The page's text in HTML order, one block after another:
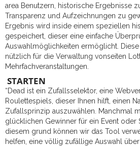
area Benutzern, historische Ergebnisse
Transparenz und Aufzeichnungen zu
Ergebnis wird inside einem speziellen
gespeichert, dieser eine einfache
Auswahlmöglichkeiten ermöglicht.
nützlich für die Verwaltung vonseiten
Mehrfachveranstaltungen.
STARTEN
“Dead ist ein Zufallsselektor, eine
Roulettespiels, dieser Ihnen hilft, einen
Zufallsprinzip auszuwählen. Manchmal
glücklichen Gewinner für ein Event oder
diesem grund können wir das Tool
helfen, eine völlig zufällige Auswahl